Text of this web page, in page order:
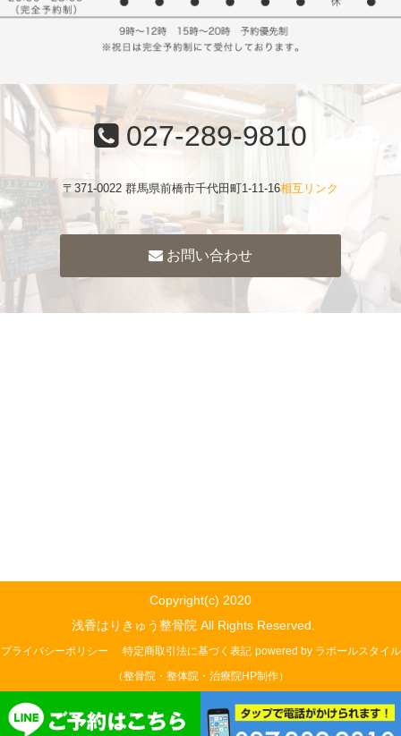
027-289-9810
〒371-0022 群馬県前橋市千代田町1-11-16相互リンク
お問い合わせ
Copyright(c) 2020
浅香はりきゅう整骨院 All Rights Reserved.
プライバシーポリシー 特定商取引法に基づく表記 powered by ラポールスタイル
（整骨院・整体院・治療院HP制作）